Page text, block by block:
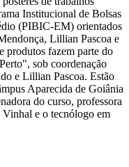
Institucional de Bolsas
(PIBIC-EM) orientados
Lillian Pascoa e
produtos fazem parte do
sob coordenação
e Lillian Pascoa. Estão
Aparecida de Goiânia
do curso, professora
e o tecnólogo em